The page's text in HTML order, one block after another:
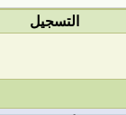
التسجيل